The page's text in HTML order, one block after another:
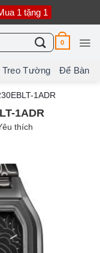
1 tặng 1
0
Treo Tường Để Bàn
1ADR
1ADR
thích